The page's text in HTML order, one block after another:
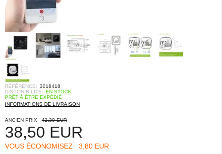
RÉFÉRENCE: 3018418
DISPONIBILITÉ: EN STOCK.
PRÊT À ÊTRE EXPÉDIÉ
INFORMATIONS DE LIVRAISON
ANCIEN PRIX 42,30 EUR
38,50 EUR
VOUS ÉCONOMISEZ 3,80 EUR